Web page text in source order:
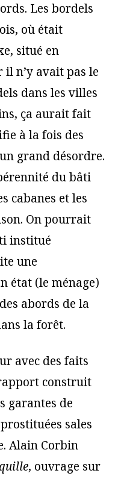
Les bordels
où était
situé en
n’y avait pas le
dans les villes
ça aurait fait
à la fois des
grand désordre.
du bâti
cabanes et les
On pourrait
institué
une
état (le ménage)
abords de la
la forêt.
avec des faits
construit
garantes de
sales
Alain Corbin
, ouvrage sur